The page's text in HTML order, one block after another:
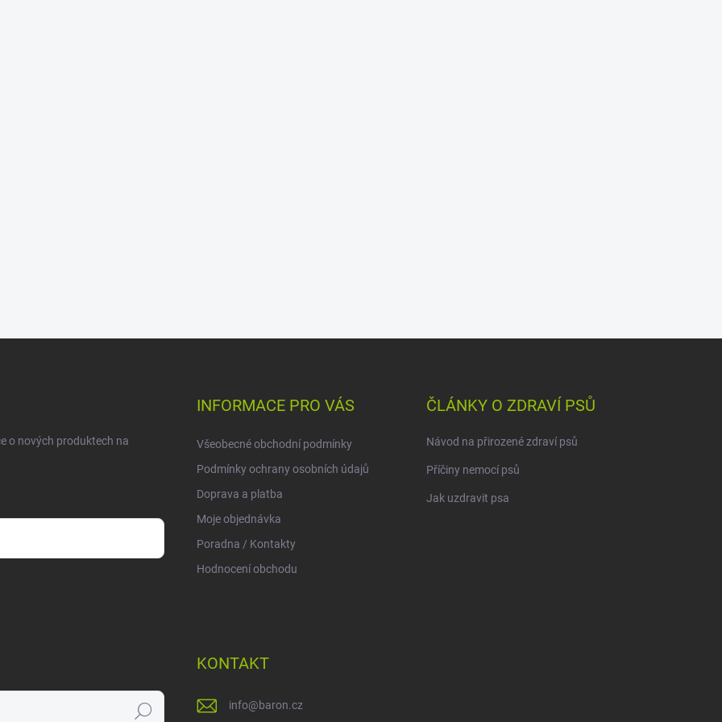
o nových produktech na
INFORMACE PRO VÁS
Všeobecné obchodní podmínky
Podmínky ochrany osobních údajů
Doprava a platba
Moje objednávka
Poradna / Kontakty
Hodnocení obchodu
ČLÁNKY O ZDRAVÍ PSŮ
Návod na přirozené zdraví psů
Příčiny nemocí psů
Jak uzdravit psa
Hledat
KONTAKT
info@baron.cz